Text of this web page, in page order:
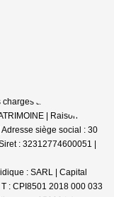
annuelles sont
| Raison
Adresse siège social : 30
: 32312774600051 |
: SARL | Capital
: CPI8501 2018 000 033